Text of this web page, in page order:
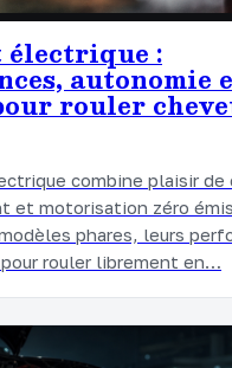
:
autonomie
rouler
combine plaisir de
et motorisation zéro
phares, leurs
rouler librement en…